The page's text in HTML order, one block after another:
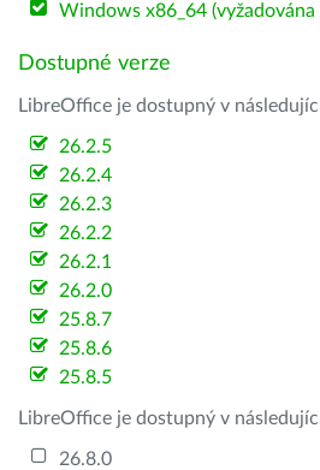
Windows x86_64
Dostupné verze
LibreOffice je dostupný v
26.2.5
26.2.4
26.2.3
26.2.2
26.2.1
26.2.0
25.8.7
25.8.6
25.8.5
LibreOffice je dostupný v
26.8.0